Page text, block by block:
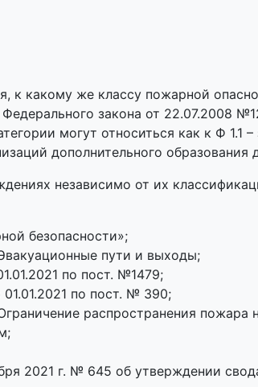
какому же классу пожарной
закона от 22.07.2008
могут относиться как к Ф 1.1
дополнительного образования
независимо от их
безопасности»;
пути и выходы;
по пост. №1479;
по пост. № 390;
распространения пожара
2021 г. № 645 об утверждении